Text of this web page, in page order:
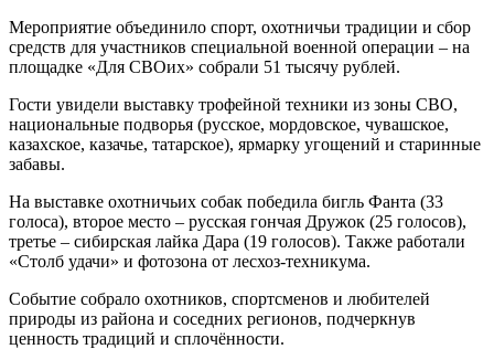
Мероприятие объединило спорт, охотничьи традиции и сбор
средств для участников специальной военной операции – на
площадке «Для СВОих» собрали 51 тысячу рублей.
Гости увидели выставку трофейной техники из зоны СВО,
национальные подворья (русское, мордовское, чувашское,
казахское, казачье, татарское), ярмарку угощений и старинные
забавы.
На выставке охотничьих собак победила бигль Фанта (33
голоса), второе место – русская гончая Дружок (25 голосов),
третье – сибирская лайка Дара (19 голосов). Также работали
«Столб удачи» и фотозона от лесхоз-техникума.
Событие собрало охотников, спортсменов и любителей
природы из района и соседних регионов, подчеркнув
ценность традиций и сплочённости.